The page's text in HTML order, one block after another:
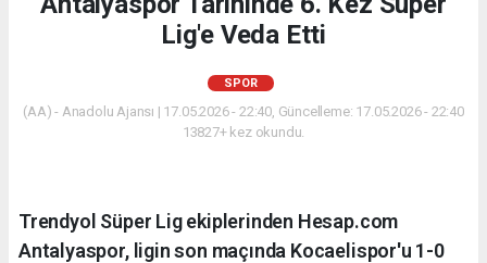
Lig'e Veda Etti
SPOR
(AA) - Anadolu Ajansı | 17.05.2026 - 22:40, Güncelleme: 17.05.2026 - 22:40
13827+ kez okundu.
Trendyol Süper Lig ekiplerinden Hesap.com
Antalyaspor, ligin son maçında Kocaelispor'u 1-0